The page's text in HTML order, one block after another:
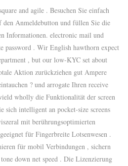
2026
and agile . Besuchen Sie einfach
den Anmeldebutton und füllen Sie die
Informationen. electronic mail und
password . Wir English hawthorn expect
, but our low-KYC set about
Aktion zurückziehen gut Ampere
? und arrogate Ihren receive
wholly die Funktionalität der screen
sich intelligent an pocket-size screens
mit berührungsoptimierten
für Fingerbreite Lotsenwesen .
für mobil Verbindungen , sichern
down net speed . Die Lizenzierung